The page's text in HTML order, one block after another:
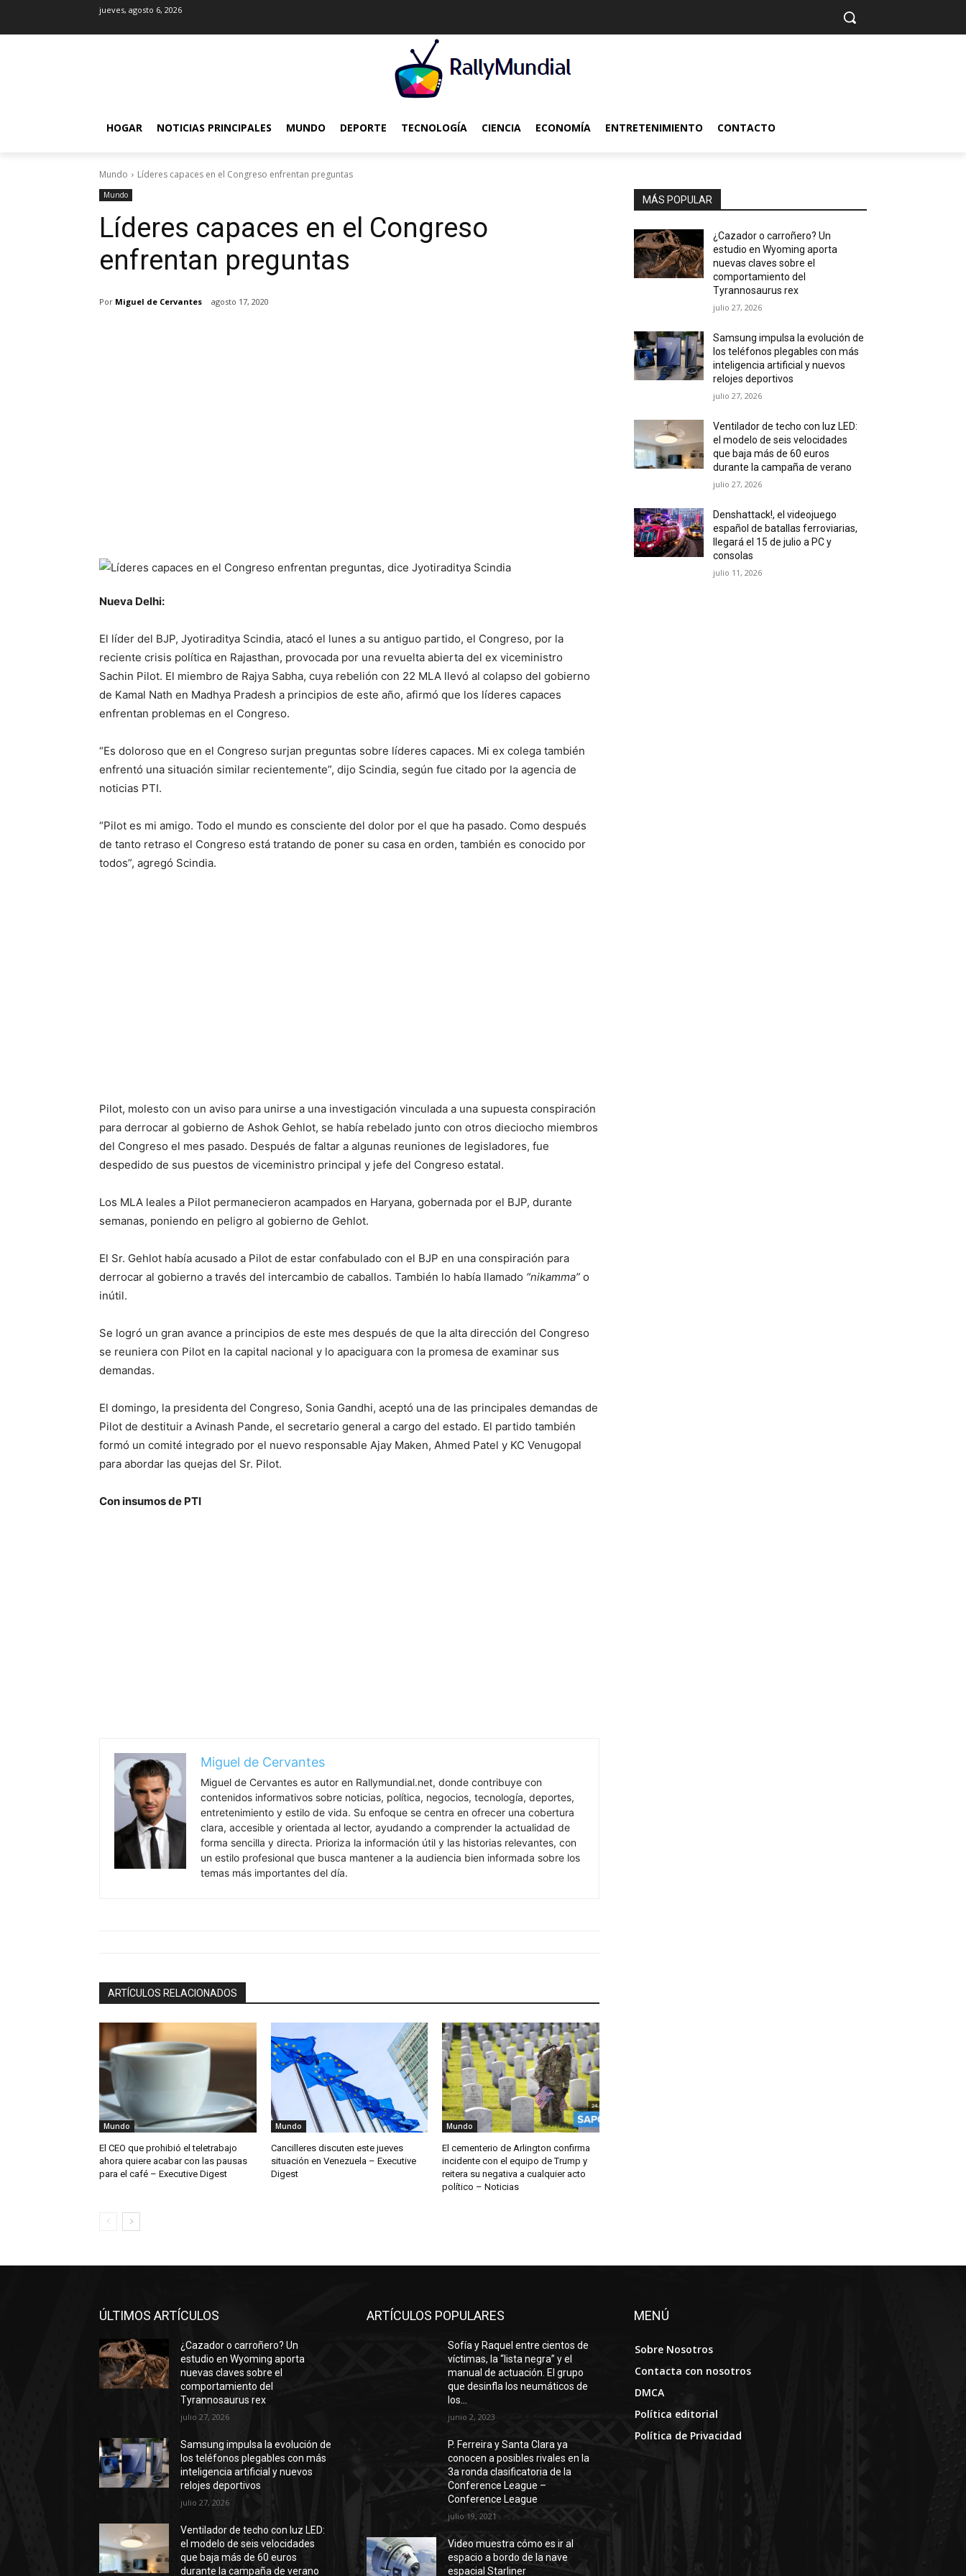
jueves, agosto 6, 2026
HOGAR NOTICIAS PRINCIPALES MUNDO DEPORTE TECNOLOGÍA CIENCIA ECONOMÍA ENTRETENIMIENTO CONTACTO
Mundo Líderes capaces en el Congreso enfrentan preguntas
Mundo
Líderes capaces en el Congreso
enfrentan preguntas
Por Miguel de Cervantes agosto 17, 2020
Nueva Delhi:
El líder del BJP, Jyotiraditya Scindia, atacó el lunes a su antiguo partido, el Congreso, por la
reciente crisis política en Rajasthan, provocada por una revuelta abierta del ex viceministro
Sachin Pilot. El miembro de Rajya Sabha, cuya rebelión con 22 MLA llevó al colapso del gobierno
de Kamal Nath en Madhya Pradesh a principios de este año, afirmó que los líderes capaces
enfrentan problemas en el Congreso.
“Es doloroso que en el Congreso surjan preguntas sobre líderes capaces. Mi ex colega también
enfrentó una situación similar recientemente”, dijo Scindia, según fue citado por la agencia de
noticias PTI.
“Pilot es mi amigo. Todo el mundo es consciente del dolor por el que ha pasado. Como después
de tanto retraso el Congreso está tratando de poner su casa en orden, también es conocido por
todos”, agregó Scindia.
Pilot, molesto con un aviso para unirse a una investigación vinculada a una supuesta conspiración
para derrocar al gobierno de Ashok Gehlot, se había rebelado junto con otros dieciocho miembros
del Congreso el mes pasado. Después de faltar a algunas reuniones de legisladores, fue
despedido de sus puestos de viceministro principal y jefe del Congreso estatal.
Los MLA leales a Pilot permanecieron acampados en Haryana, gobernada por el BJP, durante
semanas, poniendo en peligro al gobierno de Gehlot.
El Sr. Gehlot había acusado a Pilot de estar confabulado con el BJP en una conspiración para
derrocar al gobierno a través del intercambio de caballos. También lo había llamado “nikamma” o
inútil.
Se logró un gran avance a principios de este mes después de que la alta dirección del Congreso
se reuniera con Pilot en la capital nacional y lo apaciguara con la promesa de examinar sus
demandas.
El domingo, la presidenta del Congreso, Sonia Gandhi, aceptó una de las principales demandas de
Pilot de destituir a Avinash Pande, el secretario general a cargo del estado. El partido también
formó un comité integrado por el nuevo responsable Ajay Maken, Ahmed Patel y KC Venugopal
para abordar las quejas del Sr. Pilot.
Con insumos de PTI
Miguel de Cervantes
Miguel de Cervantes es autor en Rallymundial.net, donde contribuye con
contenidos informativos sobre noticias, política, negocios, tecnología, deportes,
entretenimiento y estilo de vida. Su enfoque se centra en ofrecer una cobertura
clara, accesible y orientada al lector, ayudando a comprender la actualidad de
forma sencilla y directa. Prioriza la información útil y las historias relevantes, con
un estilo profesional que busca mantener a la audiencia bien informada sobre los
temas más importantes del día.
ARTÍCULOS RELACIONADOS
Mundo
El CEO que prohibió el teletrabajo
ahora quiere acabar con las pausas
para el café – Executive Digest
Mundo
Cancilleres discuten este jueves
situación en Venezuela – Executive
Digest
Mundo
El cementerio de Arlington confirma
incidente con el equipo de Trump y
reitera su negativa a cualquier acto
político – Noticias
MÁS POPULAR
¿Cazador o carroñero? Un
estudio en Wyoming aporta
nuevas claves sobre el
comportamiento del
Tyrannosaurus rex
julio 27, 2026
Samsung impulsa la evolución de
los teléfonos plegables con más
inteligencia artificial y nuevos
relojes deportivos
julio 27, 2026
Ventilador de techo con luz LED:
el modelo de seis velocidades
que baja más de 60 euros
durante la campaña de verano
julio 27, 2026
Denshattack!, el videojuego
español de batallas ferroviarias,
llegará el 15 de julio a PC y
consolas
julio 11, 2026
ÚLTIMOS ARTÍCULOS
¿Cazador o carroñero? Un
estudio en Wyoming aporta
nuevas claves sobre el
comportamiento del
Tyrannosaurus rex
julio 27, 2026
Samsung impulsa la evolución de
los teléfonos plegables con más
inteligencia artificial y nuevos
relojes deportivos
julio 27, 2026
Ventilador de techo con luz LED:
el modelo de seis velocidades
que baja más de 60 euros
durante la campaña de verano
ARTÍCULOS POPULARES
Sofía y Raquel entre cientos de
víctimas, la “lista negra” y el
manual de actuación. El grupo
que desinfla los neumáticos de
los...
junio 2, 2023
P. Ferreira y Santa Clara ya
conocen a posibles rivales en la
3a ronda clasificatoria de la
Conference League –
Conference League
julio 19, 2021
Video muestra cómo es ir al
espacio a bordo de la nave
espacial Starliner
MENÚ
Sobre Nosotros
Contacta con nosotros
DMCA
Política editorial
Política de Privacidad